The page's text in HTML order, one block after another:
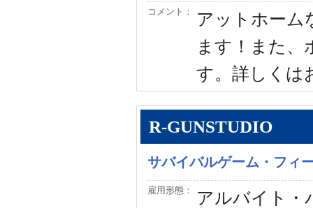
コメント：
アットホーム
ます！また、
す。詳しくは
R-GUNSTUDIO
サバイバルゲーム・フィ
雇用形態： アルバイト・